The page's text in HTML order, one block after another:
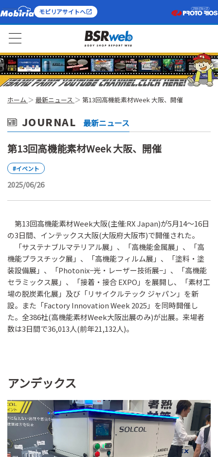
モビリアサイトへ
ホーム 最新ニュース 第13回高機能素材Week 大阪、開催
JOURNAL 最新ニュース
第13回高機能素材Week 大阪、開催
#イベント
2025/06/26
第13回高機能素材Week大阪(主催:RX Japan)が5月14〜16日
の3日間、インテックス大阪(大阪府大阪市)で開催された。
「サステナブルマテリアル展」、「高機能金属展」、「高
機能プラスチック展」、「高機能フィルム展」、「塗料・塗
装設備展」、「Photonix−光・レーザー技術展−」、「高機能
セラミックス展」、「接着・接合 EXPO」を展開し、「素材工
場の脱炭素化展」及び「リサイクルテック ジャパン」を新
設。また「Factory Innovation Week 2025」を同時開催し
た。全386社(高機能素材Week大阪出展のみ)が出展。来場者
数は3日間で36,013人(前年21,132人)。
アンデックス